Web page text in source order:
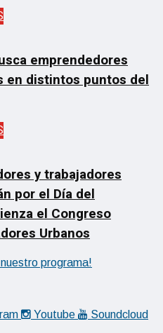
emprendedores
en distintos puntos del
y trabajadores
por el Día del
el Congreso
Urbanos
Youtube Soundcloud